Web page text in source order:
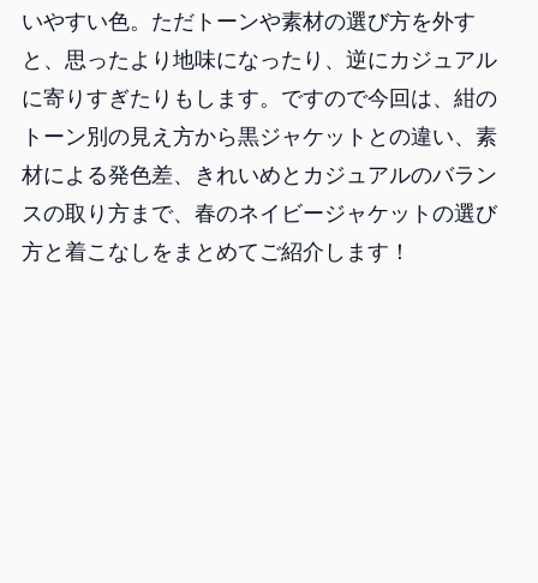
いやすい色。ただトーンや素材の選び方を外す
と、思ったより地味になったり、逆にカジュアル
に寄りすぎたりもします。ですので今回は、紺の
トーン別の見え方から黒ジャケットとの違い、素
材による発色差、きれいめとカジュアルのバラン
スの取り方まで、春のネイビージャケットの選び
方と着こなしをまとめてご紹介します！